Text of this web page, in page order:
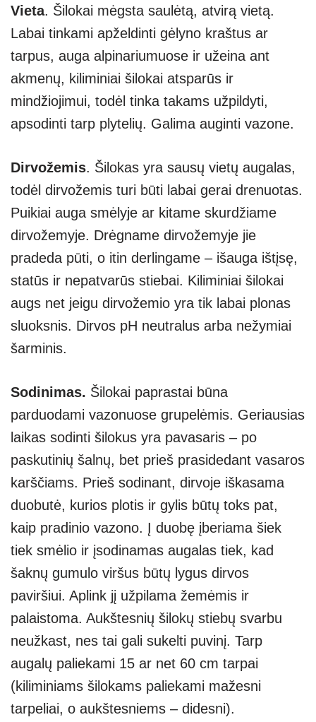
Vieta. Šilokai mėgsta saulėtą, atvirą vietą.
Labai tinkami apželdinti gėlyno kraštus ar
tarpus, auga alpinariumuose ir užeina ant
akmenų, kiliminiai šilokai atsparūs ir
mindžiojimui, todėl tinka takams užpildyti,
apsodinti tarp plytelių. Galima auginti vazone.
Dirvožemis. Šilokas yra sausų vietų augalas,
todėl dirvožemis turi būti labai gerai drenuotas.
Puikiai auga smėlyje ar kitame skurdžiame
dirvožemyje. Drėgname dirvožemyje jie
pradeda pūti, o itin derlingame – išauga ištįsę,
statūs ir nepatvarūs stiebai. Kiliminiai šilokai
augs net jeigu dirvožemio yra tik labai plonas
sluoksnis. Dirvos pH neutralus arba nežymiai
šarminis.
Sodinimas. Šilokai paprastai būna
parduodami vazonuose grupelėmis. Geriausias
laikas sodinti šilokus yra pavasaris – po
paskutinių šalnų, bet prieš prasidedant vasaros
karščiams. Prieš sodinant, dirvoje iškasama
duobutė, kurios plotis ir gylis būtų toks pat,
kaip pradinio vazono. Į duobę įberiama šiek
tiek smėlio ir įsodinamas augalas tiek, kad
šaknų gumulo viršus būtų lygus dirvos
paviršiui. Aplink jį užpilama žemėmis ir
palaistoma. Aukštesnių šilokų stiebų svarbu
neužkast, nes tai gali sukelti puvinį. Tarp
augalų paliekami 15 ar net 60 cm tarpai
(kiliminiams šilokams paliekami mažesni
tarpeliai, o aukštesniems – didesni).